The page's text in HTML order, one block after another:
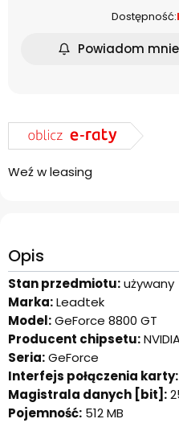
Dostępność:
Powiadom
Weź w leasing
Opis
Stan przedmiotu:używany
Marka:Leadtek
Model:GeForce 8800 GT
Producent chipsetu:
Seria:GeForce
Interfejs połączenia karty:
Magistrala danych [bit]:
Pojemność: 512 MB